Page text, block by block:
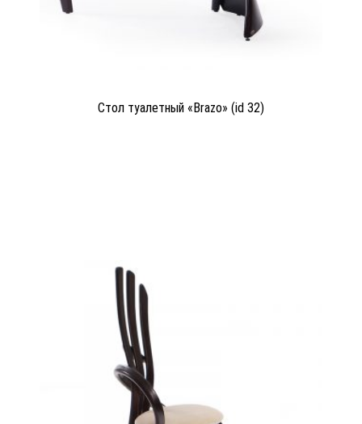
Стол туалетный «Brazo» (id 32)